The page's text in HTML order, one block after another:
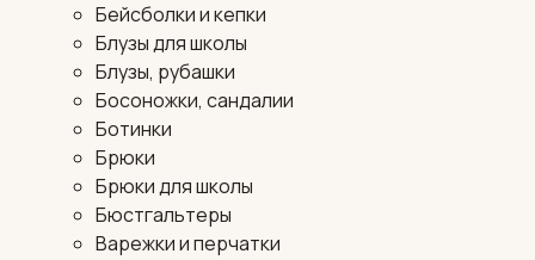
Бейсболки и кепки
Блузы для школы
Блузы, рубашки
Босоножки, сандалии
Ботинки
Брюки
Брюки для школы
Бюстгальтеры
Варежки и перчатки